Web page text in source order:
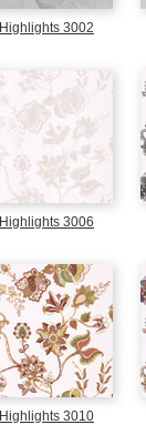
Highlights 3002
Highlights 3006
Highlights 3010